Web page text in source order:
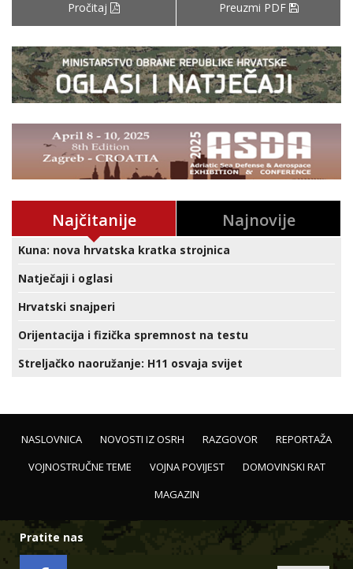
Pročitaj Preuzmi PDF
Najčitanije Najnovije
Kuna: nova hrvatska kratka strojnica
Natječaji i oglasi
Hrvatski snajperi
Orijentacija i fizička spremnost na testu
Streljačko naoružanje: H11 osvaja svijet
NASLOVNICA NOVOSTI IZ OSRH RAZGOVOR
REPORTAŽA
VOJNOSTRUČNE TEME
VOJNA POVIJEST
DOMOVINSKI RAT
MAGAZIN
Pratite nas